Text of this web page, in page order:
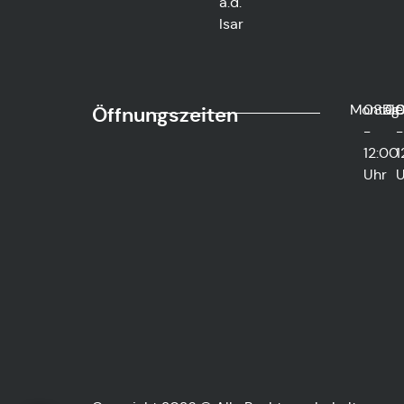
Isar
Öffnungszeiten Montag
08:00
-
12:00
Uhr
-